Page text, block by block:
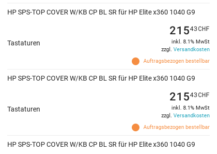
HP SPS-TOP COVER W/KB CP BL SR für HP Elite x360 1040 G9
Tastaturen
Auftragsbezogen bestellbar
21543CHF
inkl. 8.1% MwSt
zzgl. Versandkosten
HP SPS-TOP COVER W/KB CP BL SR für HP Elite x360 1040 G9
Tastaturen
Auftragsbezogen bestellbar
21543CHF
inkl. 8.1% MwSt
zzgl. Versandkosten
HP SPS-TOP COVER W/KB CP BL SR für HP Elite x360 1040 G9